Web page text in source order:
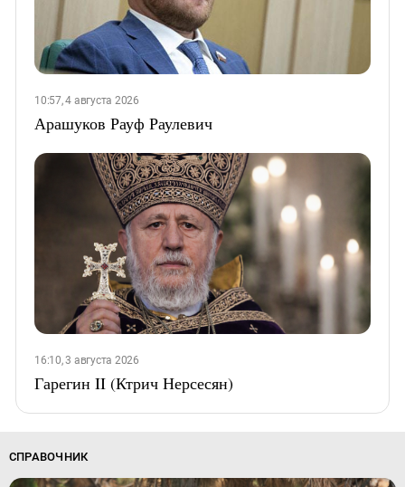
10:57, 4 августа 2026
Арашуков Рауф Раулевич
16:10, 3 августа 2026
Гарегин II (Ктрич Нерсесян)
СПРАВОЧНИК